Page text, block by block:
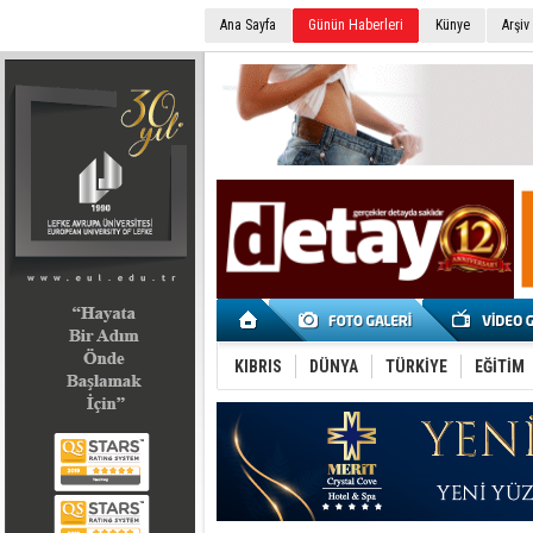
Ana Sayfa Günün Haberleri Künye Arşiv
KIBRIS DÜNYA TÜRKİYE EĞİTİM